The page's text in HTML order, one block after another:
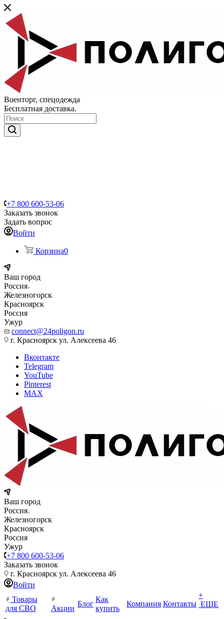
Военторг, спецодежда
Бесплатная доставка.
+7 800 600-53-06
Заказать звонок
Задать вопрос
Войти
Корзина0
Ваш город
Россия
Железногорск
Красноярск
Россия
Ужур
connect@24poligon.ru
г. Красноярск ул. Алексеева 46
Вконтакте
Telegram
YouTube
Pinterest
MAX
Ваш город
Россия
Железногорск
Красноярск
Россия
Ужур
+7 800 600-53-06
Заказать звонок
г. Красноярск ул. Алексеева 46
Войти
Товары
для СВО
Акции
Блог
Как
купить
Компания Контакты
+
ЕЩЕ